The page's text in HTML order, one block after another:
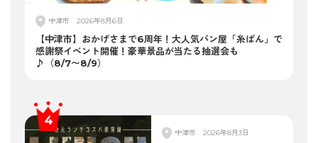
中津市 2026年8月6日
【中津市】おかげさまで6周年！大人気パン屋「糸ぱん」で
感謝祭イベント開催！豪華景品が当たる抽選会も
♪（8/7〜8/9）
中津市
2026年8月3日